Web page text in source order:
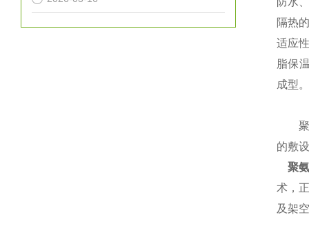
隔热
适应
脂保
成型。
聚氨
的敷
聚
术，
及架